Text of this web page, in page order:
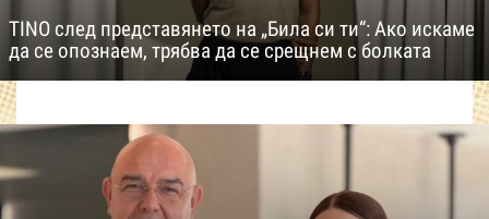
TINO след представянето на „Била си ти“: Ако искаме
да се опознаем, трябва да се срещнем с болката